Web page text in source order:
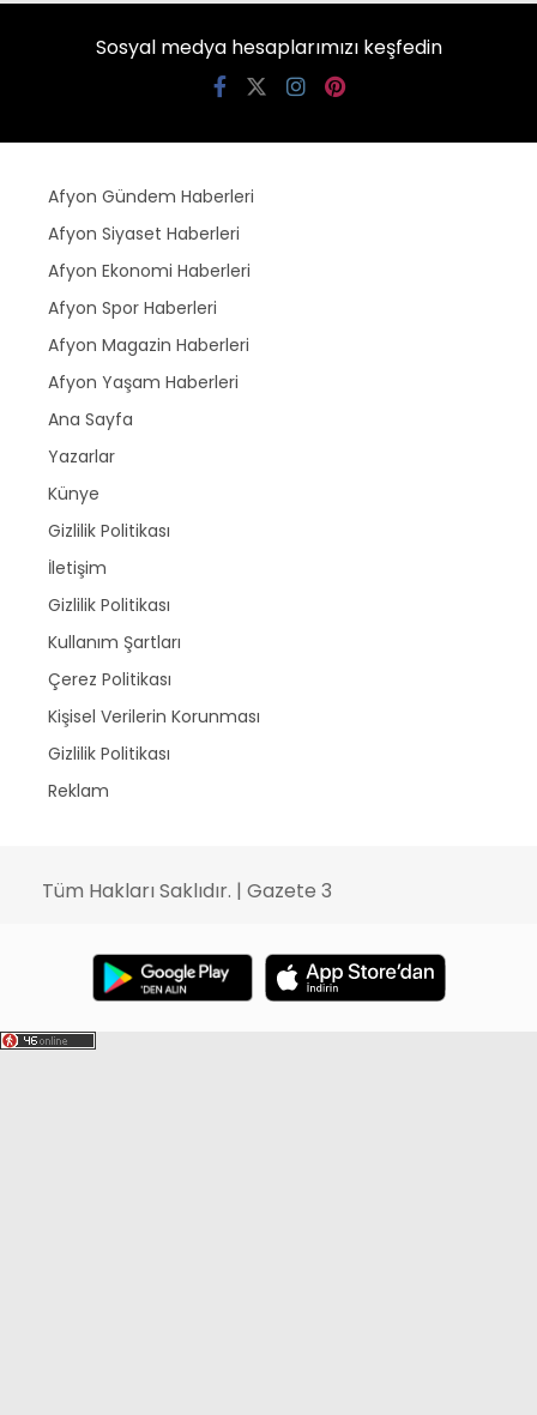
Sosyal medya hesaplarımızı keşfedin
Afyon Gündem Haberleri
Afyon Siyaset Haberleri
Afyon Ekonomi Haberleri
Afyon Spor Haberleri
Afyon Magazin Haberleri
Afyon Yaşam Haberleri
Ana Sayfa
Yazarlar
Künye
Gizlilik Politikası
İletişim
Gizlilik Politikası
Kullanım Şartları
Çerez Politikası
Kişisel Verilerin Korunması
Gizlilik Politikası
Reklam
Tüm Hakları Saklıdır. | Gazete 3